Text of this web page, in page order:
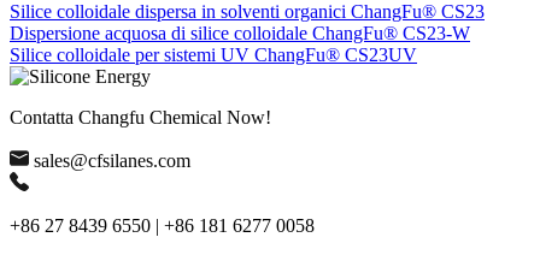
Silice colloidale dispersa in solventi organici ChangFu® CS23
Dispersione acquosa di silice colloidale ChangFu® CS23-W
Silice colloidale per sistemi UV ChangFu® CS23UV
Contatta Changfu Chemical Now!
sales@cfsilanes.com
+86 27 8439 6550 | +86 181 6277 0058